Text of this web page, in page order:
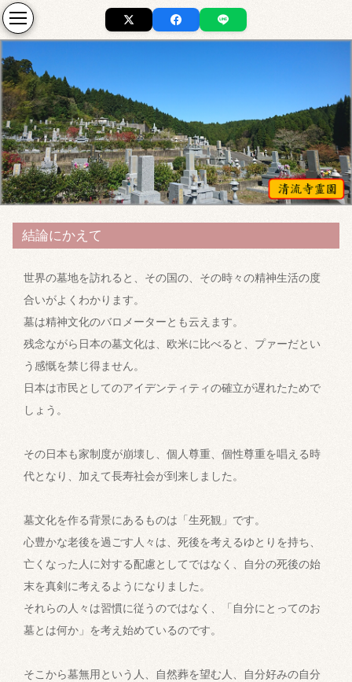
結論にかえて
世界の墓地を訪れると、その国の、その時々の精神生活の度
合いがよくわかります。
墓は精神文化のバロメーターとも云えます。
残念ながら日本の墓文化は、欧米に比べると、プァーだとい
う感慨を禁じ得ません。
日本は市民としてのアイデンティティの確立が遅れたためで
しょう。
その日本も家制度が崩壊し、個人尊重、個性尊重を唱える時
代となり、加えて長寿社会が到来しました。
墓文化を作る背景にあるものは「生死観」です。
心豊かな老後を過ごす人々は、死後を考えるゆとりを持ち、
亡くなった人に対する配慮としてではなく、自分の死後の始
末を真剣に考えるようになりました。
それらの人々は習慣に従うのではなく、「自分にとってのお
墓とは何か」を考え始めているのです。
そこから墓無用という人、自然葬を望む人、自分好みの自分